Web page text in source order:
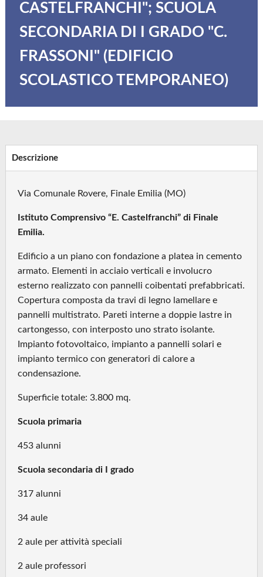
CASTELFRANCHI"; SCUOLA
SECONDARIA DI I GRADO "C.
FRASSONI" (EDIFICIO
SCOLASTICO TEMPORANEO)
Descrizione
Via Comunale Rovere, Finale Emilia (MO)
Istituto Comprensivo “E. Castelfranchi” di Finale
Emilia.
Edificio a un piano con fondazione a platea in cemento
armato. Elementi in acciaio verticali e involucro
esterno realizzato con pannelli coibentati prefabbricati.
Copertura composta da travi di legno lamellare e
pannelli multistrato. Pareti interne a doppie lastre in
cartongesso, con interposto uno strato isolante.
Impianto fotovoltaico, impianto a pannelli solari e
impianto termico con generatori di calore a
condensazione.
Superficie totale: 3.800 mq.
Scuola primaria
453 alunni
Scuola secondaria di I grado
317 alunni
34 aule
2 aule per attività speciali
2 aule professori